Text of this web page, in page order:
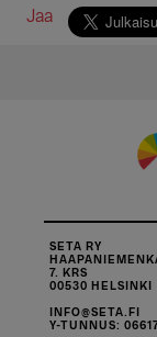
Jaa
SETA RY
7. KRS
00530 HELSINKI
INFO@SETA.FI
Y-TUNNUS: